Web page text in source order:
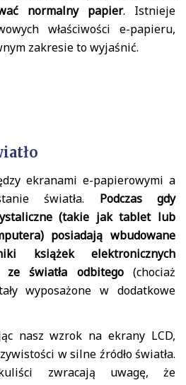
normalny papier. Istnieje
właściwości e-papieru,
zakresie to wyjaśnić.
ekranami e-papierowymi a
światła. Podczas gdy
(takie jak tablet lub
posiadają wbudowane
książek elektronicznych
ze światła odbitego(chociaż
wyposażone w dodatkowe
nasz wzrok na ekrany LCD,
w silne źródło światła.
zwracają uwagę, że